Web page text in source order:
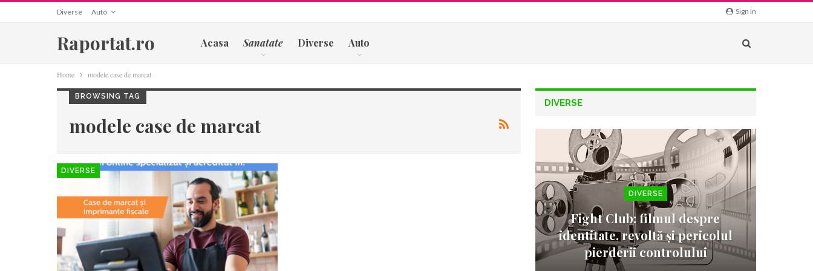
Sign In
Diverse Auto
Raportat.ro Acasa Sanatate Diverse Auto
Home modele case de marcat
BROWSING TAG
modele case de marcat
DIVERSE
DIVERSE
DIVERSE
Fight Club: filmul despre
identitate, revoltă și pericolul
pierderii controlului